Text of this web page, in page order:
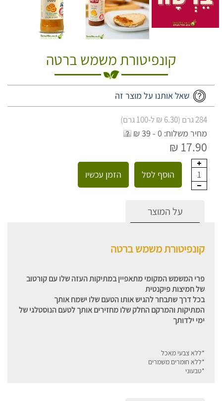
קונפיטורת משמש ברטה
שאל אותנו על מוצר זה
284 גרם (6.30 ₪ ל-100 גרם)
מחיר משלוח: 0 - 39 ₪
17.90 ₪
1 הוסף לסל הזמן עכשיו
על המוצר
קונפיטורת משמש ברטה
פרי המשמש המקומי מתאפיין במתיקות העזה שלו עם קורטוב
של חמיצות פיקנטית
בכל דרך שתבחר להגיש אותו הטעם שלו ישמח אותך
המתיקות והמרקם החלק שלו מחזירים אותך לטעם הנוסטלגי של
ימי ילדותך
*ללא צבעי מאכל
*ללא חומרים משמרים
*טבעוני